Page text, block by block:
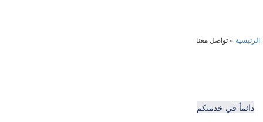
الرئيسية » تواصل معنا
دائماً في خدمتكم